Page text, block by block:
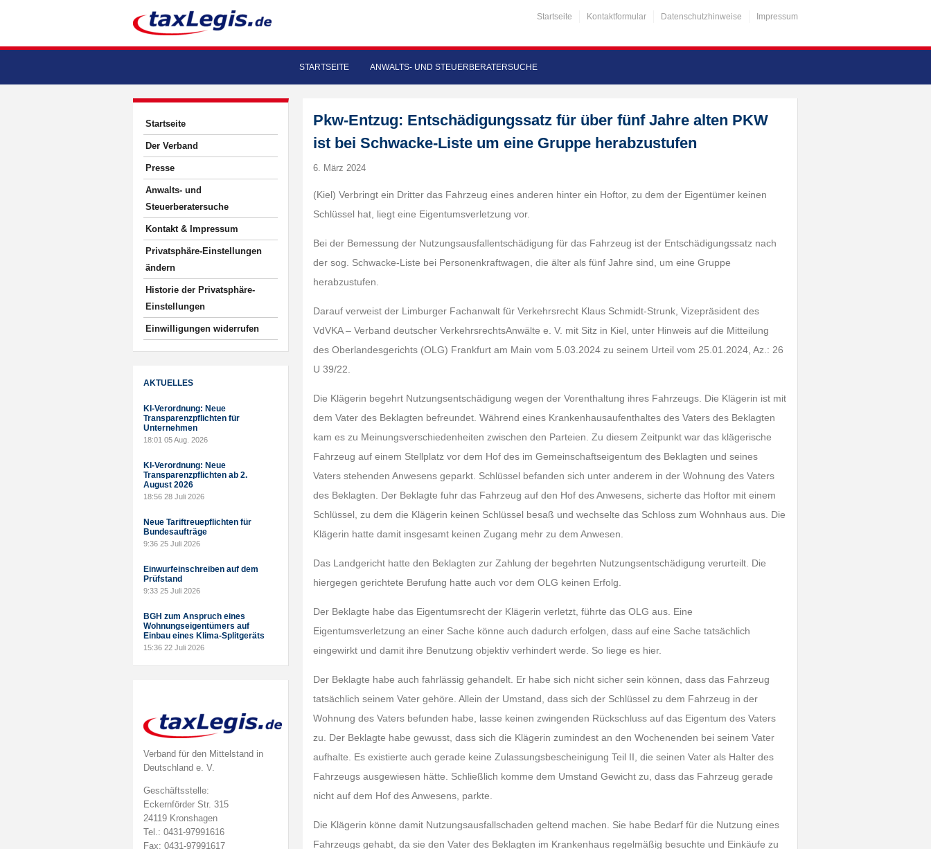
Startseite Kontaktformular Datenschutzhinweise Impressum
STARTSEITE ANWALTS- UND STEUERBERATERSUCHE
Startseite
Der Verband
Presse
Anwalts- und
Steuerberatersuche
Kontakt & Impressum
Privatsphäre-Einstellungen
ändern
Historie der Privatsphäre-
Einstellungen
Einwilligungen widerrufen
AKTUELLES
KI-Verordnung: Neue
Transparenzpflichten für
Unternehmen
18:01 05 Aug. 2026
KI-Verordnung: Neue
Transparenzpflichten ab 2.
August 2026
18:56 28 Juli 2026
Neue Tariftreuepflichten für
Bundesaufträge
9:36 25 Juli 2026
Einwurfeinschreiben auf dem
Prüfstand
9:33 25 Juli 2026
BGH zum Anspruch eines
Wohnungseigentümers auf
Einbau eines Klima-Splitgeräts
15:36 22 Juli 2026
Verband für den Mittelstand in
Deutschland e. V.
Geschäftsstelle:
Eckernförder Str. 315
24119 Kronshagen
Tel.: 0431-97991616
Fax: 0431-97991617
Pkw-Entzug: Entschädigungssatz für über fünf Jahre alten PKW
ist bei Schwacke-Liste um eine Gruppe herabzustufen
6. März 2024
(Kiel) Verbringt ein Dritter das Fahrzeug eines anderen hinter ein Hoftor, zu dem der Eigentümer keinen
Schlüssel hat, liegt eine Eigentumsverletzung vor.
Bei der Bemessung der Nutzungsausfallentschädigung für das Fahrzeug ist der Entschädigungssatz nach
der sog. Schwacke-Liste bei Personenkraftwagen, die älter als fünf Jahre sind, um eine Gruppe
herabzustufen.
Darauf verweist der Limburger Fachanwalt für Verkehrsrecht Klaus Schmidt-Strunk, Vizepräsident des
VdVKA – Verband deutscher VerkehrsrechtsAnwälte e. V. mit Sitz in Kiel, unter Hinweis auf die Mitteilung
des Oberlandesgerichts (OLG) Frankfurt am Main vom 5.03.2024 zu seinem Urteil vom 25.01.2024, Az.: 26
U 39/22.
Die Klägerin begehrt Nutzungsentschädigung wegen der Vorenthaltung ihres Fahrzeugs. Die Klägerin ist mit
dem Vater des Beklagten befreundet. Während eines Krankenhausaufenthaltes des Vaters des Beklagten
kam es zu Meinungsverschiedenheiten zwischen den Parteien. Zu diesem Zeitpunkt war das klägerische
Fahrzeug auf einem Stellplatz vor dem Hof des im Gemeinschaftseigentum des Beklagten und seines
Vaters stehenden Anwesens geparkt. Schlüssel befanden sich unter anderem in der Wohnung des Vaters
des Beklagten. Der Beklagte fuhr das Fahrzeug auf den Hof des Anwesens, sicherte das Hoftor mit einem
Schlüssel, zu dem die Klägerin keinen Schlüssel besaß und wechselte das Schloss zum Wohnhaus aus. Die
Klägerin hatte damit insgesamt keinen Zugang mehr zu dem Anwesen.
Das Landgericht hatte den Beklagten zur Zahlung der begehrten Nutzungsentschädigung verurteilt. Die
hiergegen gerichtete Berufung hatte auch vor dem OLG keinen Erfolg.
Der Beklagte habe das Eigentumsrecht der Klägerin verletzt, führte das OLG aus. Eine
Eigentumsverletzung an einer Sache könne auch dadurch erfolgen, dass auf eine Sache tatsächlich
eingewirkt und damit ihre Benutzung objektiv verhindert werde. So liege es hier.
Der Beklagte habe auch fahrlässig gehandelt. Er habe sich nicht sicher sein können, dass das Fahrzeug
tatsächlich seinem Vater gehöre. Allein der Umstand, dass sich der Schlüssel zu dem Fahrzeug in der
Wohnung des Vaters befunden habe, lasse keinen zwingenden Rückschluss auf das Eigentum des Vaters
zu. Der Beklagte habe gewusst, dass sich die Klägerin zumindest an den Wochenenden bei seinem Vater
aufhalte. Es existierte auch gerade keine Zulassungsbescheinigung Teil II, die seinen Vater als Halter des
Fahrzeugs ausgewiesen hätte. Schließlich komme dem Umstand Gewicht zu, dass das Fahrzeug gerade
nicht auf dem Hof des Anwesens, parkte.
Die Klägerin könne damit Nutzungsausfallschaden geltend machen. Sie habe Bedarf für die Nutzung eines
Fahrzeugs gehabt, da sie den Vater des Beklagten im Krankenhaus regelmäßig besuchte und Einkäufe zu